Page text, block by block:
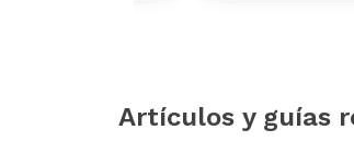
Artículos y guías